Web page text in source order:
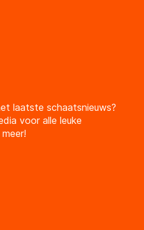
laatste schaatsnieuws?
voor alle leuke